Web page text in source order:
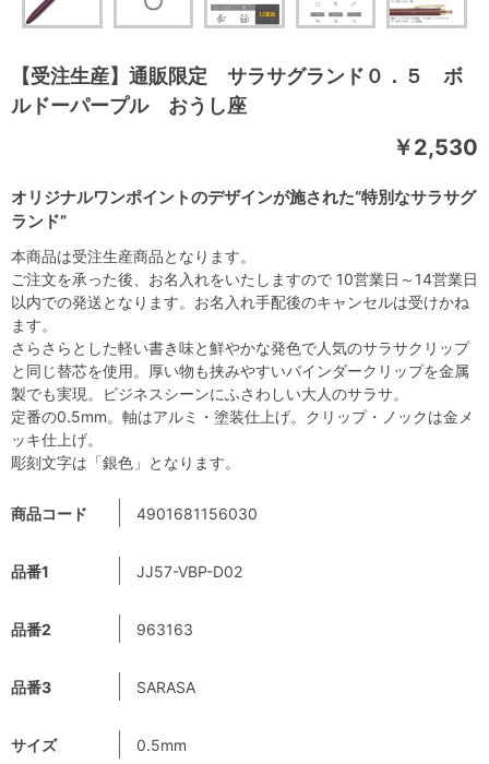
【受注生産】通販限定 サラサグランド０．５ ボ
ルドーパープル おうし座
オリジナルワンポイントのデザインが施された“特別なサラサグ
ランド”
￥2,530
商品コード 4901681156030
品番1 JJ57-VBP-D02
品番2 963163
品番3 SARASA
サイズ 0.5mm
本商品は受注生産商品となります。
ご注文を承った後、お名入れをいたしますので 10営業日～14営業日
以内での発送となります。お名入れ手配後のキャンセルは受けかね
ます。
さらさらとした軽い書き味と鮮やかな発色で人気のサラサクリップ
と同じ替芯を使用。厚い物も挟みやすいバインダークリップを金属
製でも実現。ビジネスシーンにふさわしい大人のサラサ。
定番の0.5mm。軸はアルミ・塗装仕上げ。クリップ・ノックは金メ
ッキ仕上げ。
彫刻文字は「銀色」となります。